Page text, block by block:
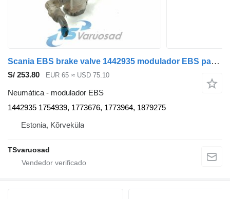
Scania EBS brake valve 1442935 modulador EBS para Scania P230 cabeza tractora
S/ 253.80 EUR 65 ≈ USD 75.10
Neumática - modulador EBS
1442935 1754939, 1773676, 1773964, 1879275
Estonia, Kõrveküla
TSvaruosad